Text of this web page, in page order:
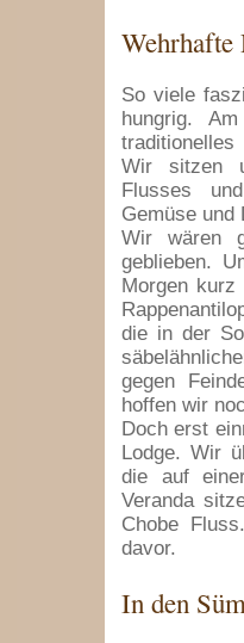
Wehrhafte
So viele
hungrig.
Wir sitzen
Flusses
Gemüse und
Wir wären
geblieben.
Morgen
die in der
gegen
hoffen wir
Doch erst
Lodge. Wir
die auf
Veranda
Chobe
davor.
In den